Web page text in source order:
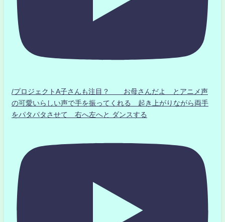
/プロジェクトA子さんも注目？ お母さんだよ とアニメ声
の可愛いらしい声で手を振ってくれる 起き上がりながら両手
をパタパタさせて 右へ左へと ダンスする